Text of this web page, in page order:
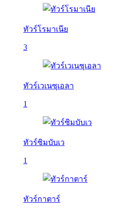
ทัวร์โรมาเนีย
3
ทัวร์เวเนซุเอลา
1
ทัวร์ซิมบับเว
1
ทัวร์กาตาร์